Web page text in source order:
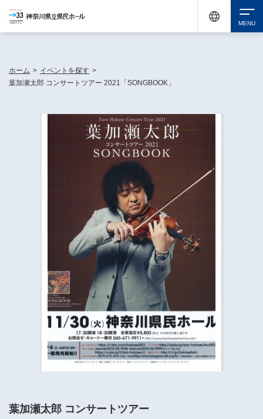
・ イベントカレンダー
休館中の県民ホールについて
・ 神奈川県民ホールの取り組み
神奈川県立県民ホールSNS
ギャラリーSNS
ホーム > イベントを探す >
葉加瀬太郎 コンサートツアー 2021「SONGBOOK」
葉加瀬太郎 コンサートツアー